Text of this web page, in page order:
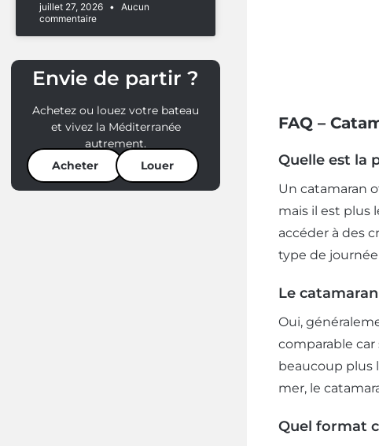
juillet 27, 2026
Aucun
commentaire
Envie de partir ?
Achetez ou louez votre bateau
et vivez la Méditerranée
autrement.
Acheter
Louer
FAQ –
Quelle est la
Un catamaran
mais il est plus
accéder à des
type de
Le
Oui,
comparable
beaucoup plus
mer, le
Quel format